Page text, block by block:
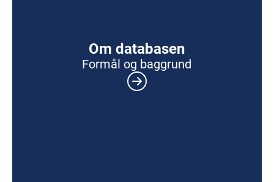
Om databasen
Formål og baggrund